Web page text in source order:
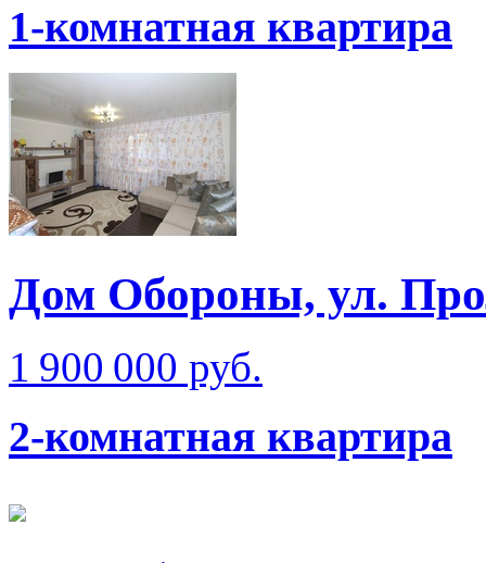
1-комнатная квартира
Дом Обороны, ул.
1 900 000 руб.
2-комнатная квартира